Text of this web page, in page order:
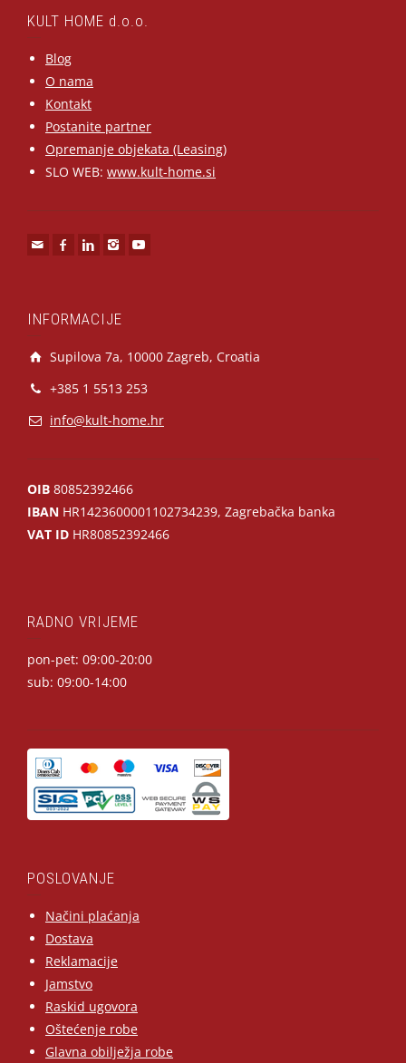
KULT HOME d.o.o.
Blog
O nama
Kontakt
Postanite partner
Opremanje objekata (Leasing)
SLO WEB: www.kult-home.si
INFORMACIJE
Supilova 7a, 10000 Zagreb, Croatia
+385 1 5513 253
info@kult-home.hr
OIB 80852392466
IBAN HR1423600001102734239, Zagrebačka banka
VAT ID HR80852392466
RADNO VRIJEME
pon-pet: 09:00-20:00
sub: 09:00-14:00
POSLOVANJE
Načini plaćanja
Dostava
Reklamacije
Jamstvo
Raskid ugovora
Oštećenje robe
Glavna obilježja robe